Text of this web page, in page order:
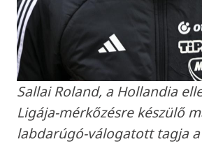
Sallai Roland, a Hollandia
Ligája-mérkőzésre készülő
labdarúgó-válogatott tagja